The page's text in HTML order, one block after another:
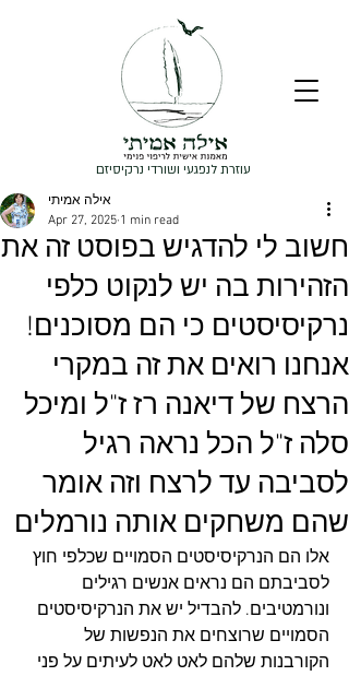
עוזרת לנפגעי ושורדי נרקיסיזם
חשוב לי להדגיש בפוסט זה את
הזהירות בה יש לנקוט כלפי
נרקיסיסטים כי הם מסוכנים!
אנחנו רואים את זה במקרי
הרצח של דיאנה רז ז"ל ומיכל
סלה ז"ל הכל נראה רגיל
לסביבה עד לרצח וזה אומר
שהם משחקים אותה נורמלים
אילה אמיתי
Apr 27, 2025 1 min read
אלו הם הנרקיסיסטים הסמויים שכלפי חוץ
לסביבתם הם נראים אנשים רגילים
ונורמטיבים. להבדיל יש את הנרקיסיסטים
הסמויים שרוצחים את הנפשות של
הקורבנות שלהם לאט לאט לעיתים על פני